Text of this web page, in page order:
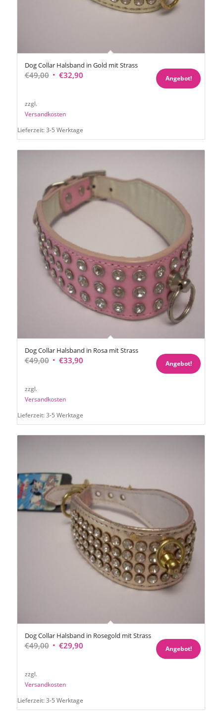
Dog Collar Halsband in Gold mit Strass
€49,00 Ursprünglicher
€32,90Aktueller
Angebot!
zzgl.
Versandkosten
Lieferzeit: 3-5 Werktage
Dog Collar Halsband in Rosa mit Strass
€49,00 Ursprünglicher
€33,90Aktueller
Angebot!
zzgl.
Versandkosten
Lieferzeit: 3-5 Werktage
Dog Collar Halsband in Rosegold mit Strass
€49,00 Ursprünglicher
€29,90Aktueller
Angebot!
zzgl.
Versandkosten
Lieferzeit: 3-5 Werktage